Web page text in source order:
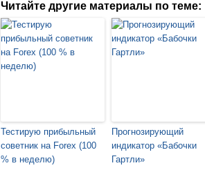
Читайте другие материалы по теме:
Тестирую прибыльный
советник на Forex (100
% в неделю)
Прогнозирующий
индикатор «Бабочки
Гартли»